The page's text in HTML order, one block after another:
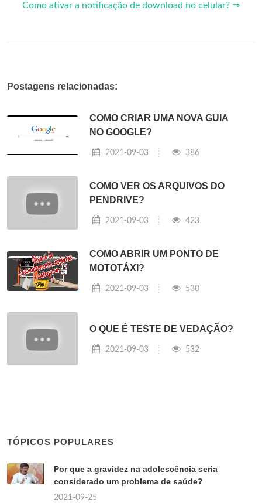
Como ativar a notificação de download no celular? ⇒
Postagens relacionadas:
COMO CRIAR UMA NOVA GUIA
NO GOOGLE?
2021-09-03 386
COMO VER OS ARQUIVOS DO
PENDRIVE?
2021-09-03 423
COMO ABRIR UM PONTO DE
MOTOTÁXI?
2021-09-03 530
O QUE É TESTE DE VEDAÇÃO?
2021-09-03 532
TÓPICOS POPULARES
Por que a gravidez na adolescência seria
considerado um problema de saúde?
2021-09-25